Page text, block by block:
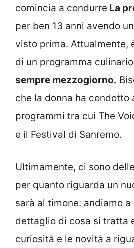
comincia a condurre La
per ben 13 anni avendo
visto prima. Attualmente,
di un programma
sempre mezzogiorno.
che la donna ha condotto
programmi tra cui The
e il Festival di Sanremo.
Ultimamente, ci sono
per quanto riguarda un
sarà al timone: andiamo a
dettaglio di cosa si tratta
curiosità e le novità a